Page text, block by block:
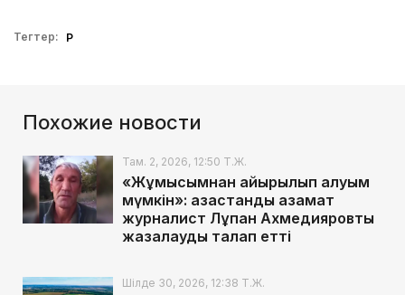
Тегтер: ҚР
Похожие новости
Там. 2, 2026, 12:50 Т.Ж.
«Жұмысымнан айырылып қалуым
мүмкін»: қазақстандық азамат
журналист Лұқпан Ахмедияровты
жазалауды талап етті
Шілде 30, 2026, 12:38 Т.Ж.